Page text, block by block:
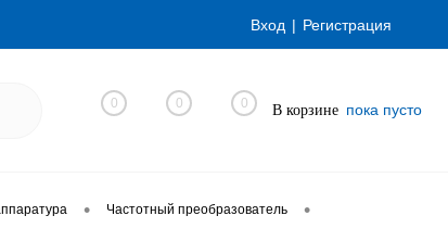
Вход Регистрация
0 0 0 В корзине пока пусто
• Частотный преобразователь •